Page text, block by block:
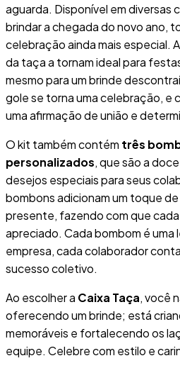
aguarda. Disponível em diversas
brindar a chegada do novo ano,
celebração ainda mais especial.
da taça a tornam ideal para
mesmo para um brinde
gole se torna uma celebração, e
uma afirmação de união e
O kit também contém três
personalizados, que são a
desejos especiais para seus
bombons adicionam um toque
presente, fazendo com que
apreciado. Cada bombom é uma
empresa, cada colaborador
sucesso coletivo.
Ao escolher a Caixa Taça, você
oferecendo um brinde; está
memoráveis e fortalecendo os
equipe. Celebre com estilo e